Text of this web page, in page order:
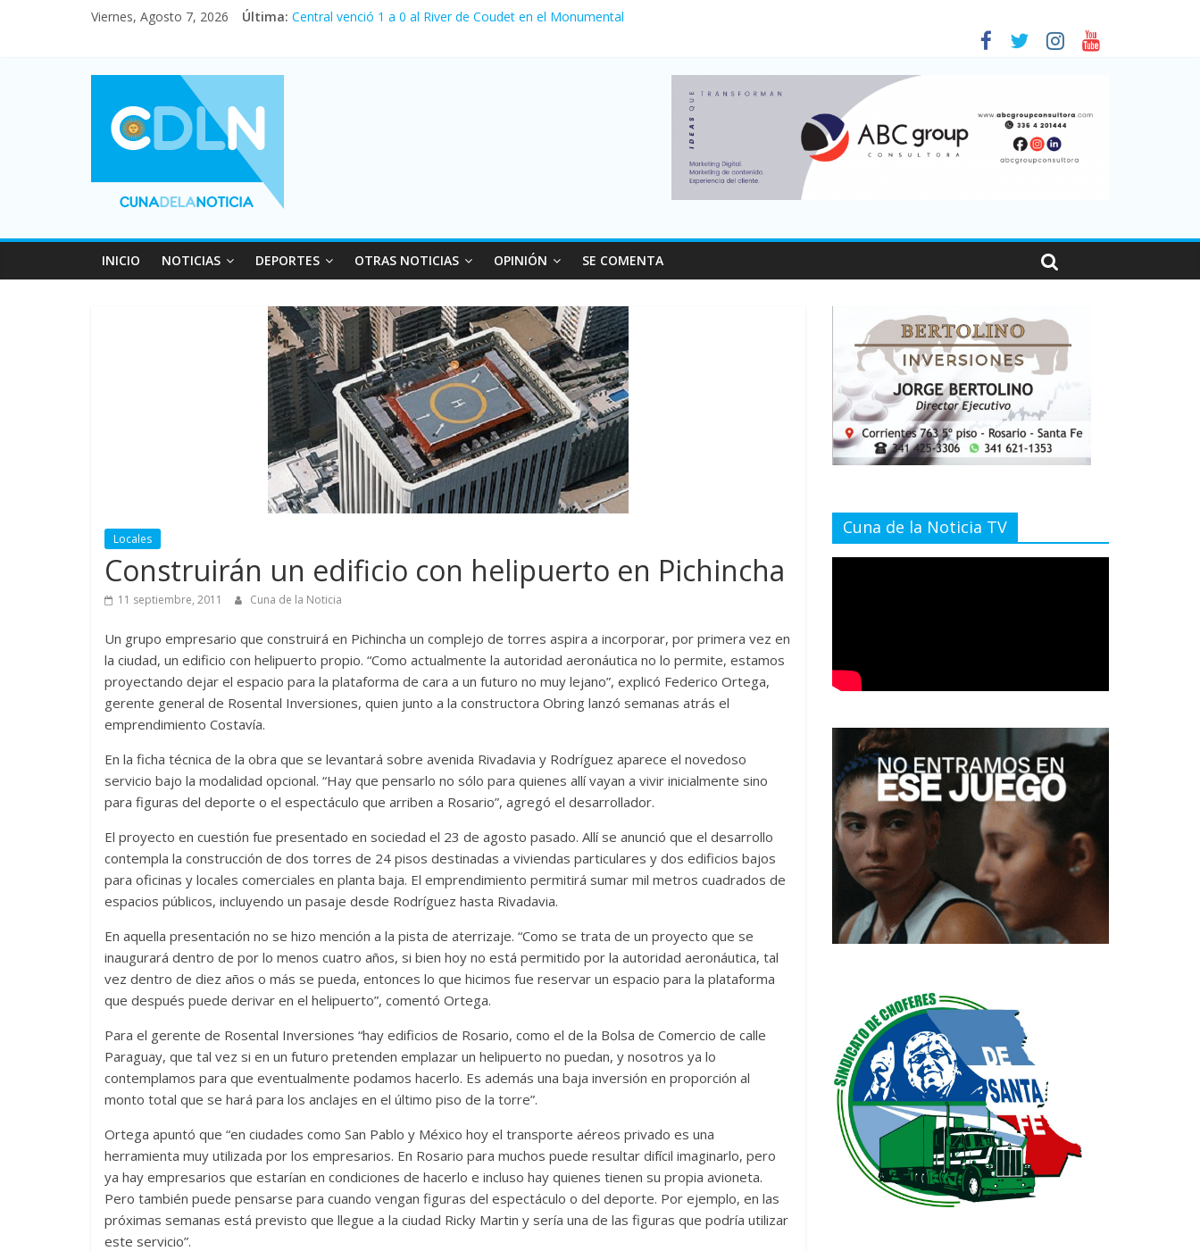
Viernes, Agosto 7, 2026 Última: Central venció 1 a 0 al River de Coudet en el Monumental
Vacaciones de invierno con más movimiento y consumo turístico: 4,6 millones de personas viajaron por el país, un 5,9% más que en 2025
Fuerte caída de la venta de autos usados en julio: bajó un 12,6% interanual
INICIO NOTICIAS DEPORTES OTRAS NOTICIAS OPINIÓN SE COMENTA
Locales
Construirán un edificio con helipuerto en Pichincha
11 septiembre, 2011 Cuna de la Noticia
Un grupo empresario que construirá en Pichincha un complejo de torres aspira a incorporar, por primera vez en
la ciudad, un edificio con helipuerto propio. “Como actualmente la autoridad aeronáutica no lo permite, estamos
proyectando dejar el espacio para la plataforma de cara a un futuro no muy lejano”, explicó Federico Ortega,
gerente general de Rosental Inversiones, quien junto a la constructora Obring lanzó semanas atrás el
emprendimiento Costavía.
En la ficha técnica de la obra que se levantará sobre avenida Rivadavia y Rodríguez aparece el novedoso
servicio bajo la modalidad opcional. “Hay que pensarlo no sólo para quienes allí vayan a vivir inicialmente sino
para figuras del deporte o el espectáculo que arriben a Rosario”, agregó el desarrollador.
El proyecto en cuestión fue presentado en sociedad el 23 de agosto pasado. Allí se anunció que el desarrollo
contempla la construcción de dos torres de 24 pisos destinadas a viviendas particulares y dos edificios bajos
para oficinas y locales comerciales en planta baja. El emprendimiento permitirá sumar mil metros cuadrados de
espacios públicos, incluyendo un pasaje desde Rodríguez hasta Rivadavia.
En aquella presentación no se hizo mención a la pista de aterrizaje. “Como se trata de un proyecto que se
inaugurará dentro de por lo menos cuatro años, si bien hoy no está permitido por la autoridad aeronáutica, tal
vez dentro de diez años o más se pueda, entonces lo que hicimos fue reservar un espacio para la plataforma
que después puede derivar en el helipuerto”, comentó Ortega.
Para el gerente de Rosental Inversiones “hay edificios de Rosario, como el de la Bolsa de Comercio de calle
Paraguay, que tal vez si en un futuro pretenden emplazar un helipuerto no puedan, y nosotros ya lo
contemplamos para que eventualmente podamos hacerlo. Es además una baja inversión en proporción al
monto total que se hará para los anclajes en el último piso de la torre”.
Ortega apuntó que “en ciudades como San Pablo y México hoy el transporte aéreos privado es una
herramienta muy utilizada por los empresarios. En Rosario para muchos puede resultar difícil imaginarlo, pero
ya hay empresarios que estarían en condiciones de hacerlo e incluso hay quienes tienen su propia avioneta.
Pero también puede pensarse para cuando vengan figuras del espectáculo o del deporte. Por ejemplo, en las
próximas semanas está previsto que llegue a la ciudad Ricky Martin y sería una de las figuras que podría utilizar
este servicio”.
Cuna de la Noticia TV